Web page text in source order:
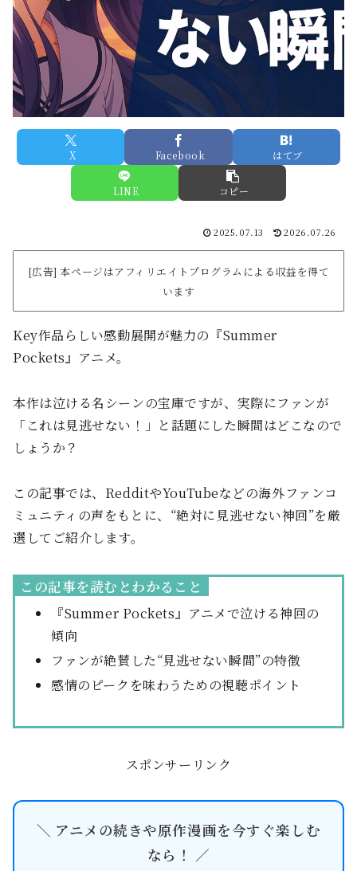
X Facebook はてブ
LINE コピー
2025.07.13 2026.07.26
[広告] 本ページはアフィリエイトプログラムによる収益を得て
います
Key作品らしい感動展開が魅力の『Summer
Pockets』アニメ。
本作は泣ける名シーンの宝庫ですが、実際にファンが
「これは見逃せない！」と話題にした瞬間はどこなので
しょうか？
この記事では、RedditやYouTubeなどの海外ファンコ
ミュニティの声をもとに、“絶対に見逃せない神回”を厳
選してご紹介します。
この記事を読むとわかること
『Summer Pockets』アニメで泣ける神回の
傾向
ファンが絶賛した“見逃せない瞬間”の特徴
感情のピークを味わうための視聴ポイント
スポンサーリンク
＼ アニメの続きや原作漫画を今すぐ楽しむ
なら！ ／